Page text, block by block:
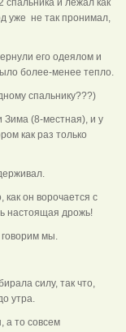
и лежал как
уже не так пронимал,
его одеялом и
более-менее тепло.
спальнику???)
Зима (8-местная), и у
как раз только
он ворочается с
настоящая дрожь!
мы.
силу, так что,
утра.
а то совсем